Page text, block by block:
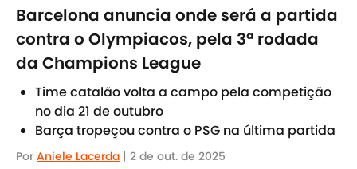
Barcelona anuncia onde será a partida
contra o Olympiacos, pela 3ª rodada
da Champions League
Time catalão volta a campo pela competição
no dia 21 de outubro
Barça tropeçou contra o PSG na última partida
Por Aniele Lacerda | 2 de out. de 2025